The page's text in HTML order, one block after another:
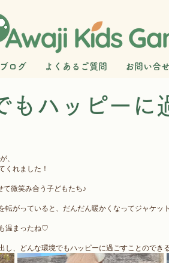
ブログ よくあるご質問 お問い合
もハッピーに
、
くれました！
微笑み合う子どもたち♪
がっていると、だんだん暖かくなってジャケッ
温まったね♡
、どんな環境でもハッピーに過ごすことのでき